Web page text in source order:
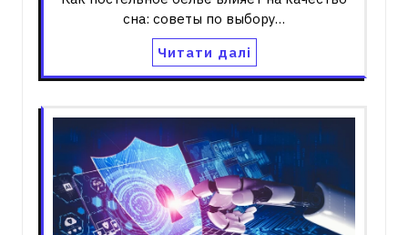
сна: советы по выбору…
Читати далі